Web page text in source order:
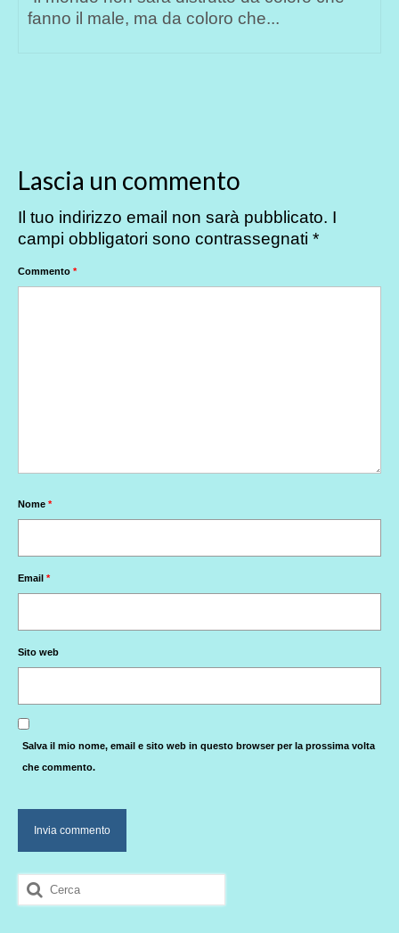
fanno il male, ma da coloro che...
Lascia un commento
Il tuo indirizzo email non sarà pubblicato. I
campi obbligatori sono contrassegnati *
Commento *
Nome *
Email *
Sito web
Salva il mio nome, email e sito web in questo browser per la prossima volta
che commento.
Cerca: